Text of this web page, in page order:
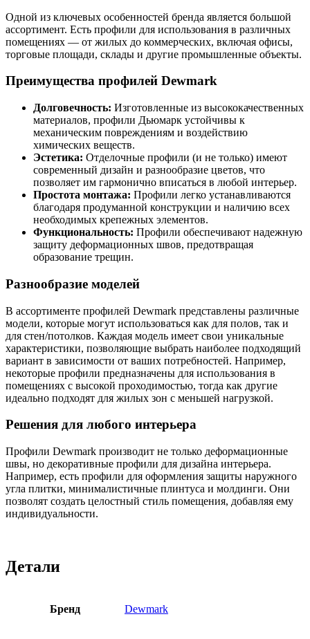
Одной из ключевых особенностей бренда является большой
ассортимент. Есть профили для использования в различных
помещениях — от жилых до коммерческих, включая офисы,
торговые площади, склады и другие промышленные объекты.
Преимущества профилей Dewmark
Долговечность: Изготовленные из высококачественных
материалов, профили Дьюмарк устойчивы к
механическим повреждениям и воздействию
химических веществ.
Эстетика: Отделочные профили (и не только) имеют
современный дизайн и разнообразие цветов, что
позволяет им гармонично вписаться в любой интерьер.
Простота монтажа: Профили легко устанавливаются
благодаря продуманной конструкции и наличию всех
необходимых крепежных элементов.
Функциональность: Профили обеспечивают надежную
защиту деформационных швов, предотвращая
образование трещин.
Разнообразие моделей
В ассортименте профилей Dewmark представлены различные
модели, которые могут использоваться как для полов, так и
для стен/потолков. Каждая модель имеет свои уникальные
характеристики, позволяющие выбрать наиболее подходящий
вариант в зависимости от ваших потребностей. Например,
некоторые профили предназначены для использования в
помещениях с высокой проходимостью, тогда как другие
идеально подходят для жилых зон с меньшей нагрузкой.
Решения для любого интерьера
Профили Dewmark производит не только деформационные
швы, но декоративные профили для дизайна интерьера.
Например, есть профили для оформления защиты наружного
угла плитки, минималистичные плинтуса и молдинги. Они
позволят создать целостный стиль помещения, добавляя ему
индивидуальности.
Детали
Бренд Dewmark